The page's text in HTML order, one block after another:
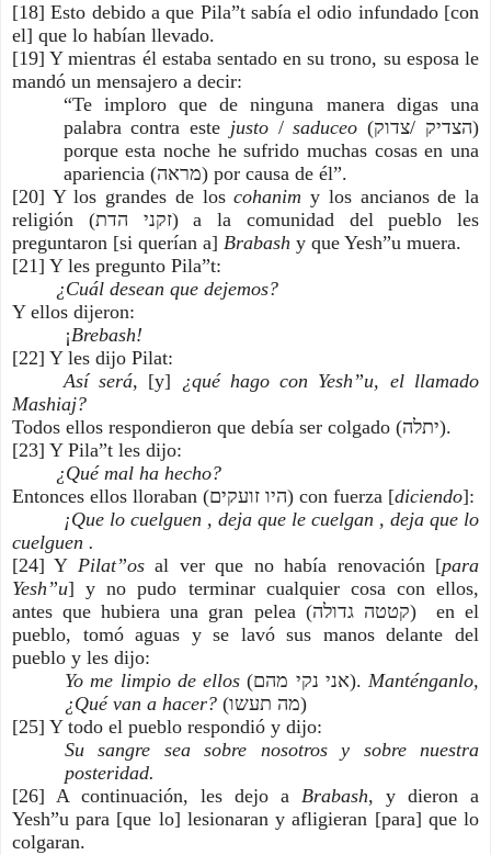
[18] Esto debido a que Pila”t sabía el odio infundado [con
el] que lo habían llevado.
[19] Y mientras él estaba sentado en su trono, su esposa le
mandó un mensajero a decir:
“Te imploro que de ninguna manera digas una
palabra contra este justo / saduceo (הצדיק /צדוק)
porque esta noche he sufrido muchas cosas en una
apariencia (מראה) por causa de él”.
[20] Y los grandes de los cohanim y los ancianos de la
religión (זקני הדת) a la comunidad del pueblo les
preguntaron [si querían a] Brabash y que Yesh”u muera.
[21] Y les pregunto Pila”t:
¿Cuál desean que dejemos?
Y ellos dijeron:
¡Brebash!
[22] Y les dijo Pilat:
Así será, [y] ¿qué hago con Yesh”u, el llamado
Mashiaj?
Todos ellos respondieron que debía ser colgado (יתלה).
[23] Y Pila”t les dijo:
¿Qué mal ha hecho?
Entonces ellos lloraban (היו זועקים) con fuerza [diciendo]:
¡Que lo cuelguen , deja que le cuelgan , deja que lo
cuelguen .
[24] Y Pilat”os al ver que no había renovación [para
Yesh”u] y no pudo terminar cualquier cosa con ellos,
antes que hubiera una gran pelea (קטטה גדולה)  en el
pueblo, tomó aguas y se lavó sus manos delante del
pueblo y les dijo:
Yo me limpio de ellos
(אני נקי מהם). Manténganlo,
¿Qué van a hacer?
(מה תעשו)
[25] Y todo el pueblo respondió y dijo:
Su sangre sea sobre nosotros y sobre nuestra
posteridad.
[26] A continuación, les dejo a Brabash, y dieron a
Yesh”u para [que lo] lesionaran y afligieran [para] que lo
colgaran.